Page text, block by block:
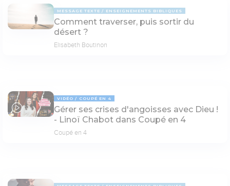
MESSAGE TEXTE ENSEIGNEMENTS BIBLIQUES
Comment traverser, puis sortir du
désert ?
Elisabeth Boutinon
14:16
VIDÉO COUPÉ EN 4
Gérer ses crises d'angoisses avec Dieu !
- Linoï Chabot dans Coupé en 4
Coupé en 4